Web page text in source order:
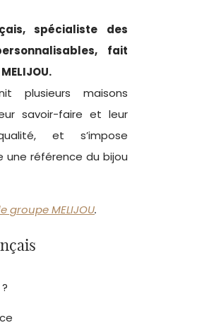
spécialiste des
fait
plusieurs maisons
savoir-faire et leur
et s’impose
une référence du bijou
groupe MELIJOU.